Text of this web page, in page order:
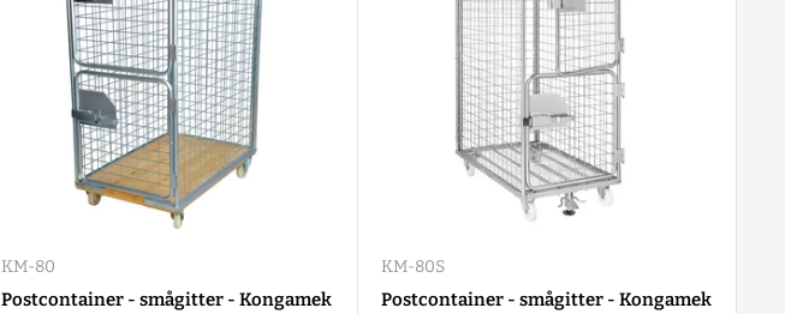
KM-80
Postcontainer - smågitter - Kongamek
KM-80S
Postcontainer - smågitter - Kongamek